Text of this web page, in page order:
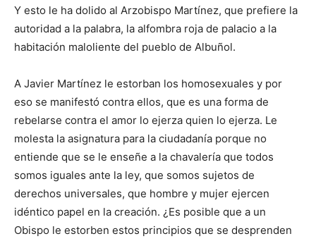
Y esto le ha dolido al Arzobispo Martínez, que prefiere la
autoridad a la palabra, la alfombra roja de palacio a la
habitación maloliente del pueblo de Albuñol.
A Javier Martínez le estorban los homosexuales y por
eso se manifestó contra ellos, que es una forma de
rebelarse contra el amor lo ejerza quien lo ejerza. Le
molesta la asignatura para la ciudadanía porque no
entiende que se le enseñe a la chavalería que todos
somos iguales ante la ley, que somos sujetos de
derechos universales, que hombre y mujer ejercen
idéntico papel en la creación. ¿Es posible que a un
Obispo le estorben estos principios que se desprenden